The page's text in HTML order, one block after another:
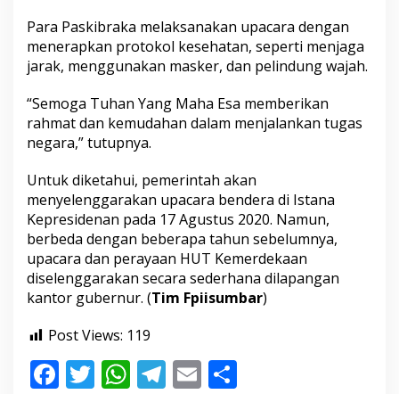
Para Paskibraka melaksanakan upacara dengan
menerapkan protokol kesehatan, seperti menjaga
jarak, menggunakan masker, dan pelindung wajah.
“Semoga Tuhan Yang Maha Esa memberikan
rahmat dan kemudahan dalam menjalankan tugas
negara,” tutupnya.
Untuk diketahui, pemerintah akan
menyelenggarakan upacara bendera di Istana
Kepresidenan pada 17 Agustus 2020. Namun,
berbeda dengan beberapa tahun sebelumnya,
upacara dan perayaan HUT Kemerdekaan
diselenggarakan secara sederhana dilapangan
kantor gubernur. (Tim Fpiisumbar)
Post Views: 119
F T W T E